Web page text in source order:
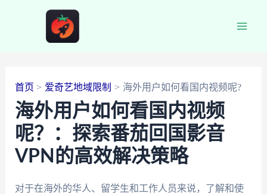
首页 爱奇艺地域限制 海外用户如何看国内视频呢?
海外用户如何看国内视频
呢？：探索番茄回国影音
VPN的高效解决策略
对于在海外的华人、留学生和工作人员来说，了解和使